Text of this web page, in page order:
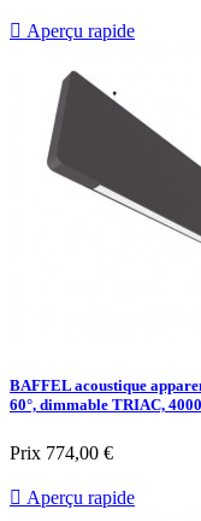
 Aperçu rapide
BAFFEL acoustique
60°, dimmable TRIAC,
Prix 774,00 €
 Aperçu rapide